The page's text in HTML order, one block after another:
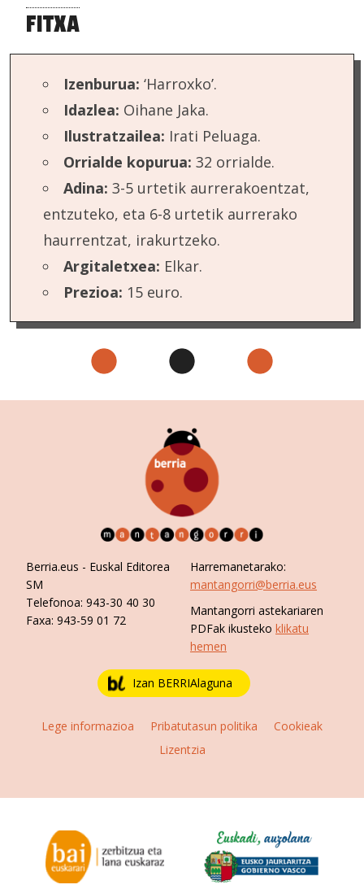
FITXA
Izenburua: ‘Harroxko’.
Idazlea: Oihane Jaka.
Ilustratzailea: Irati Peluaga.
Orrialde kopurua: 32 orrialde.
Adina: 3-5 urtetik aurrerakoentzat,
entzuteko, eta 6-8 urtetik aurrerako
haurrentzat, irakurtzeko.
Argitaletxea: Elkar.
Prezioa: 15 euro.
Berria.eus - Euskal Editorea
SM
Telefonoa: 943-30 40 30
Faxa: 943-59 01 72
Harremanetarako:
mantangorri@berria.eus
Mantangorri astekariaren
PDFak ikusteko klikatu
hemen
Izan BERRIAlaguna
Lege informazioa Pribatutasun politika
Cookieak
Lizentzia